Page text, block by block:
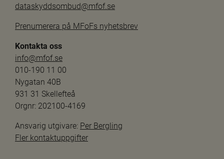
dataskyddsombud@mfof.se
Prenumerera på MFoFs nyhetsbrev
Kontakta oss
info@mfof.se
010-190 11 00
Nygatan 40B
931 31 Skellefteå
Orgnr: 202100-4169
Ansvarig utgivare: Per Bergling
Fler kontaktuppgifter